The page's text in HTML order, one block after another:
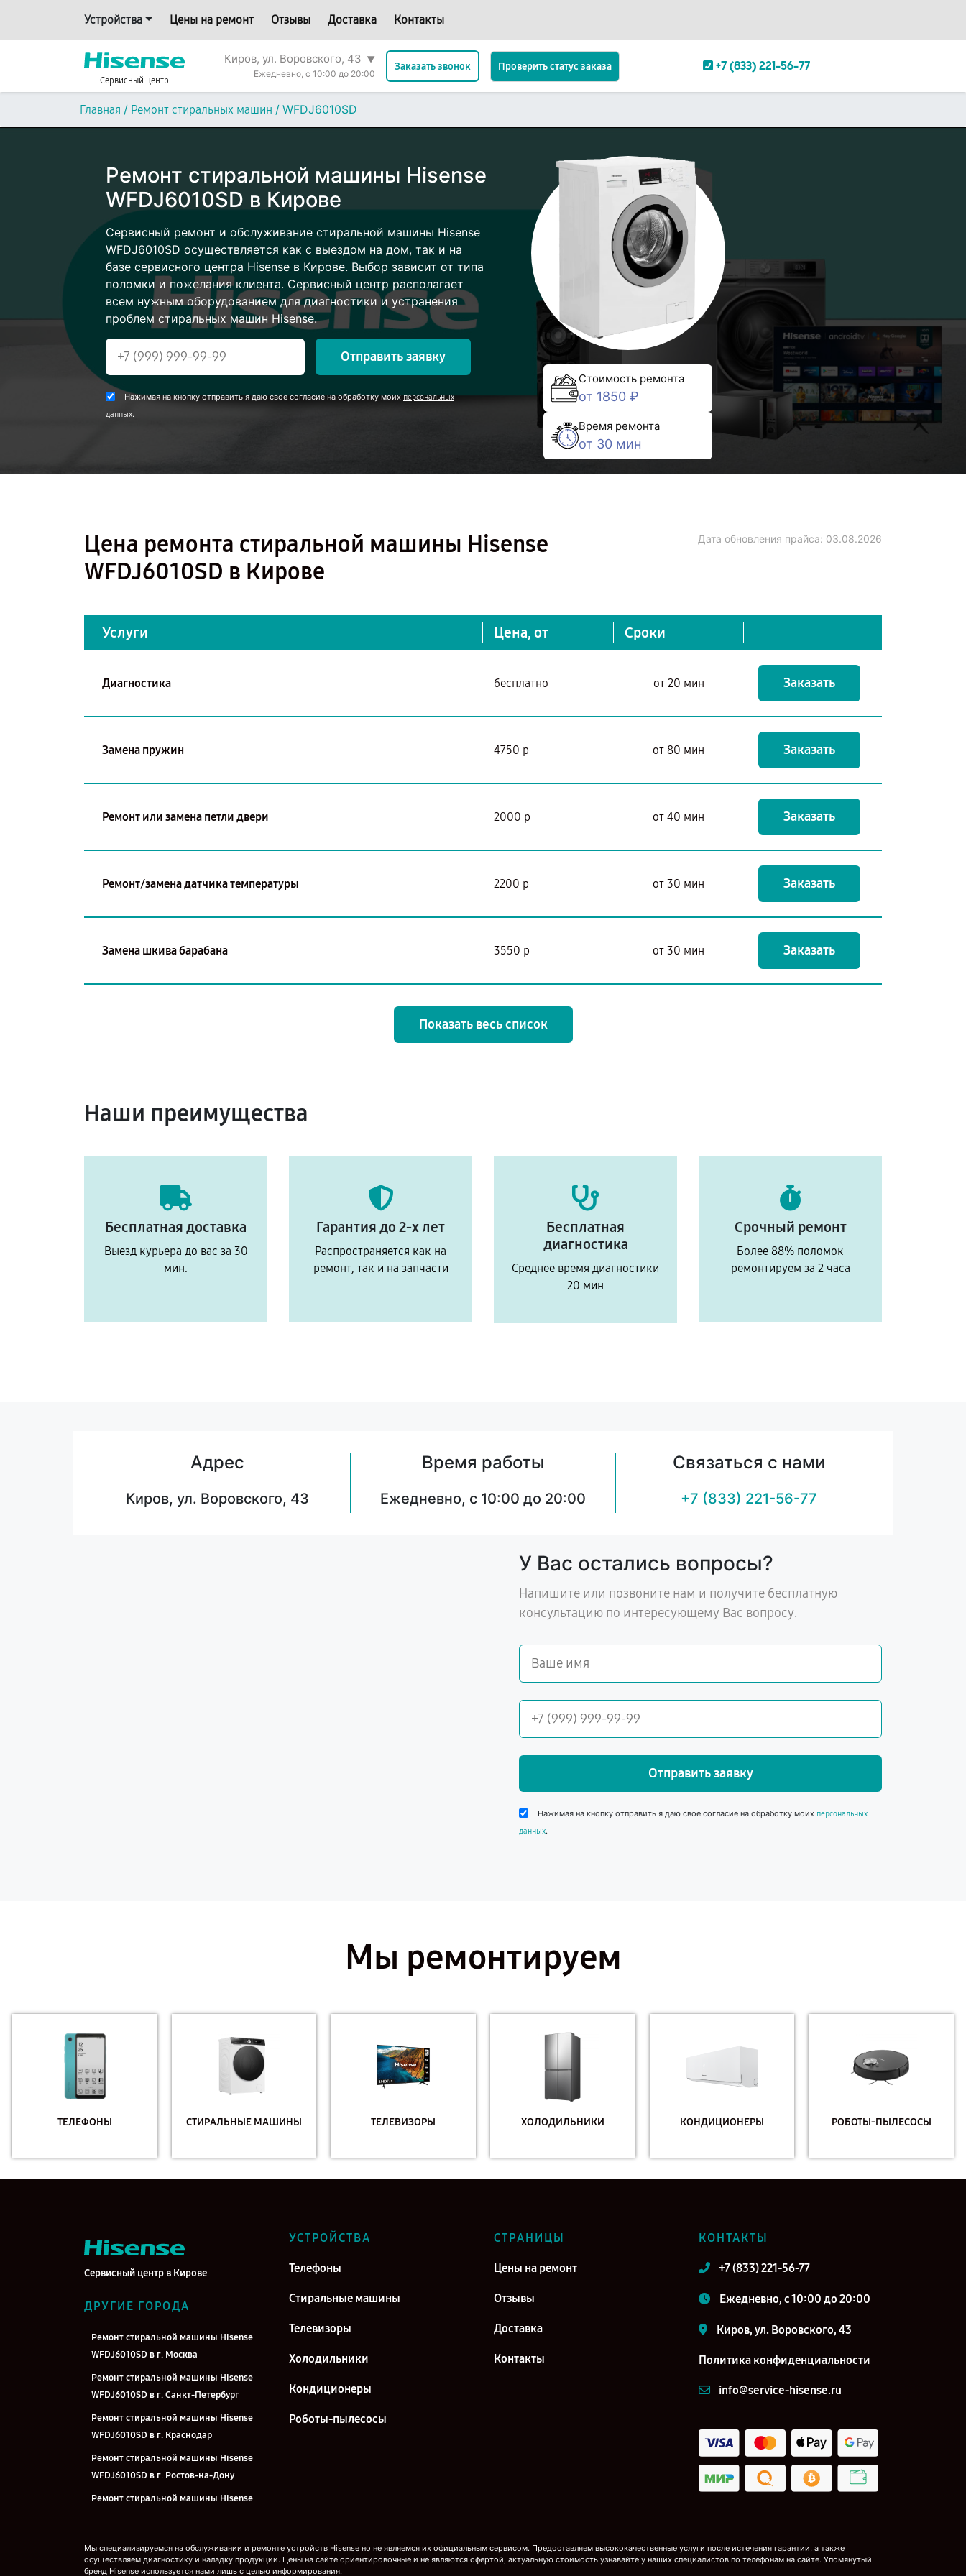
Устройства Цены на ремонт Отзывы Доставка Контакты
Сервисный центр
Киров, ул. Воровского, 43 ▼
Ежедневно, с 10:00 до 20:00
Заказать звонок Проверить статус заказа +7 (833) 221-56-77
Главная / Ремонт стиральных машин / WFDJ6010SD
Ремонт стиральной машины Hisense
WFDJ6010SD в Кирове
Сервисный ремонт и обслуживание стиральной машины Hisense
WFDJ6010SD осуществляется как с выездом на дом, так и на
базе сервисного центра Hisense в Кирове. Выбор зависит от типа
поломки и пожелания клиента. Сервисный центр располагает
всем нужным оборудованием для диагностики и устранения
проблем стиральных машин Hisense.
Отправить заявку
Нажимая на кнопку отправить я даю свое согласие на обработку моихперсональных
данных.
Стоимость ремонта
от 1850 ₽
Время ремонта
от 30 мин
Цена ремонта стиральной машины Hisense
WFDJ6010SD в Кирове
Дата обновления прайса: 03.08.2026
Услуги Цена, от Сроки
Диагностика бесплатно от 20 мин Заказать
Замена пружин 4750 р от 80 мин Заказать
Ремонт или замена петли двери 2000 р от 40 мин Заказать
Ремонт/замена датчика температуры 2200 р от 30 мин Заказать
Замена шкива барабана 3550 р от 30 мин Заказать
Показать весь список
Наши преимущества
Бесплатная доставка
Выезд курьера до вас за 30
мин.
Гарантия до 2-х лет
Распространяется как на
ремонт, так и на запчасти
Бесплатная
диагностика
Среднее время диагностики
20 мин
Срочный ремонт
Более 88% поломок
ремонтируем за 2 часа
Адрес
Киров, ул. Воровского, 43
Время работы
Ежедневно, с 10:00 до 20:00
Связаться с нами
+7 (833) 221-56-77
У Вас остались вопросы?
Напишите или позвоните нам и получите бесплатную
консультацию по интересующему Вас вопросу.
Отправить заявку
Нажимая на кнопку отправить я даю свое согласие на обработку моих персональных
данных.
Мы ремонтируем
ТЕЛЕФОНЫ СТИРАЛЬНЫЕ МАШИНЫ ТЕЛЕВИЗОРЫ ХОЛОДИЛЬНИКИ КОНДИЦИОНЕРЫ РОБОТЫ-ПЫЛЕСОСЫ
Сервисный центр в Кирове
ДРУГИЕ ГОРОДА
Ремонт стиральной машины Hisense
WFDJ6010SD в г. Москва
Ремонт стиральной машины Hisense
WFDJ6010SD в г. Санкт-Петербург
Ремонт стиральной машины Hisense
WFDJ6010SD в г. Краснодар
Ремонт стиральной машины Hisense
WFDJ6010SD в г. Ростов-на-Дону
Ремонт стиральной машины Hisense
WFDJ6010SD в г. Новосибирск
УСТРОЙСТВА
Телефоны
Стиральные машины
Телевизоры
Холодильники
Кондиционеры
Роботы-пылесосы
СТРАНИЦЫ
Цены на ремонт
Отзывы
Доставка
Контакты
КОНТАКТЫ
+7 (833) 221-56-77
Ежедневно, с 10:00 до 20:00
Киров, ул. Воровского, 43
Политика конфиденциальности
info@service-hisense.ru
Мы специализируемся на обслуживании и ремонте устройств Hisense но не являемся их официальным сервисом. Предоставляем высококачественные услуги после истечения гарантии, а также
осуществляем диагностику и наладку продукции. Цены на сайте ориентировочные и не являются офертой, актуальную стоимость узнавайте у наших специалистов по телефонам на сайте. Упомянутый
бренд Hisense используется нами лишь с целью информирования.